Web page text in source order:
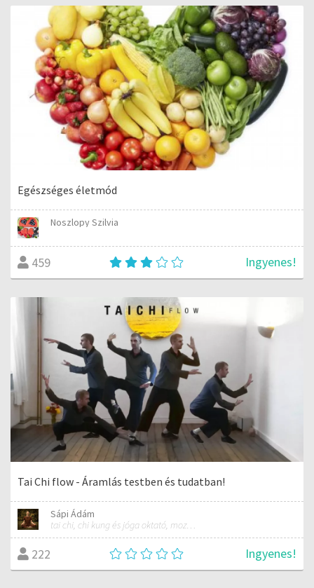
Egészséges életmód
Noszlopy Szilvia
459 Ingyenes!
Tai Chi flow - Áramlás testben és tudatban!
Sápi Ádám
tai chi, chi kung és jóga oktató, mozgásterapeuta, buddhista tanító
222 Ingyenes!